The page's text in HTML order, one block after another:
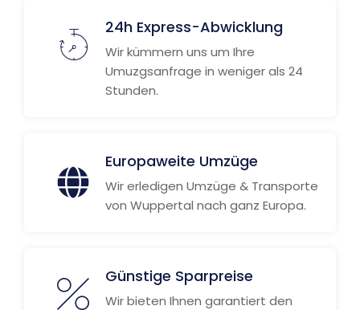
24h Express-Abwicklung
Wir kümmern uns um Ihre
Umuzgsanfrage in weniger als 24
Stunden.
Europaweite Umzüge
Wir erledigen Umzüge & Transporte
von Wuppertal nach ganz Europa.
Günstige Sparpreise
Wir bieten Ihnen garantiert den